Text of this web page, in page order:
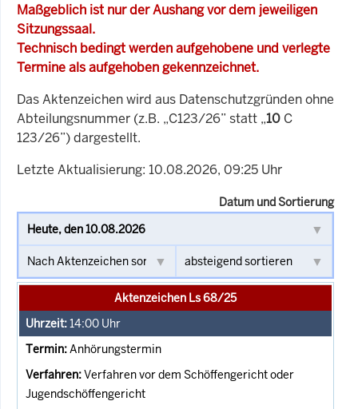
Maßgeblich ist nur der Aushang vor dem jeweiligen
Sitzungssaal.
Technisch bedingt werden aufgehobene und verlegte
Termine als aufgehoben gekennzeichnet.
Das Aktenzeichen wird aus Datenschutzgründen ohne
Abteilungsnummer (z.B. „C123/26” statt „10 C
123/26”) dargestellt.
Letzte Aktualisierung: 10.08.2026, 09:25 Uhr
Datum und Sortierung
Aktenzeichen Ls 68/25
14:00 Uhr
Anhörungstermin
Verfahren vor dem Schöffengericht oder
Jugendschöffengericht